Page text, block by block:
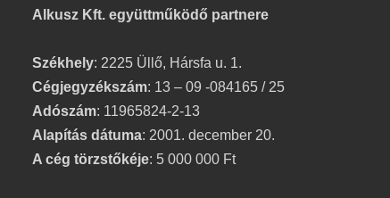
Alkusz Kft. együttműködő partnere
Székhely: 2225 Üllő, Hársfa u. 1.
Cégjegyzékszám: 13 – 09 -084165 / 25
Adószám: 11965824-2-13
Alapítás dátuma: 2001. december 20.
A cég törzstőkéje: 5 000 000 Ft